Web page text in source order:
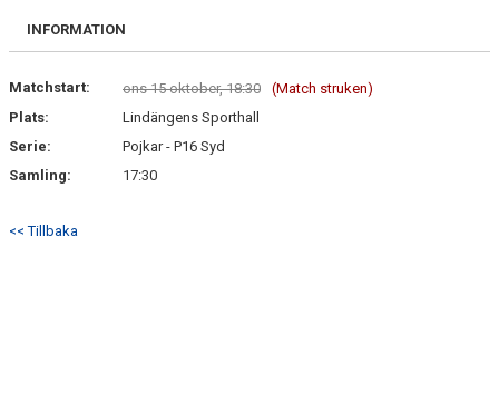
MATCHER
USM P16
INFORMATION
Matchstart: ons 15 oktober, 18:30
(Match struken)
Plats:
Lindängens Sporthall
Serie:
Pojkar - P16 Syd
Samling:
17:30
<< Tillbaka